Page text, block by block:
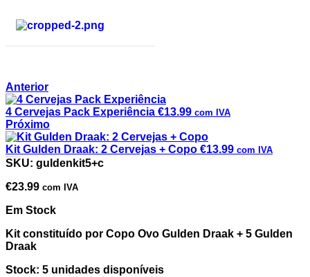
Anterior
4 Cervejas Pack Experiência €13.99 com IVA
Próximo
Kit Gulden Draak: 2 Cervejas + Copo €13.99 com IVA
SKU: guldenkit5+c
€23.99 com IVA
Em Stock
Kit constituído por Copo Ovo Gulden Draak + 5 Gulden
Draak
Stock: 5 unidades disponíveis